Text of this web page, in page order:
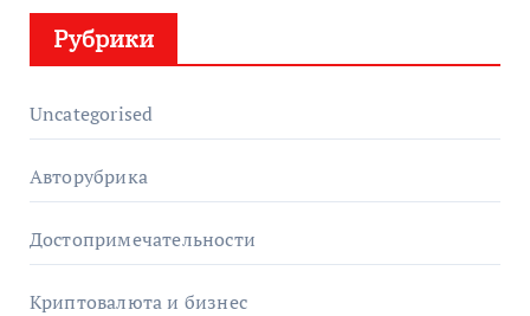
Рубрики
Uncategorised
Авторубрика
Достопримечательности
Криптовалюта и бизнес